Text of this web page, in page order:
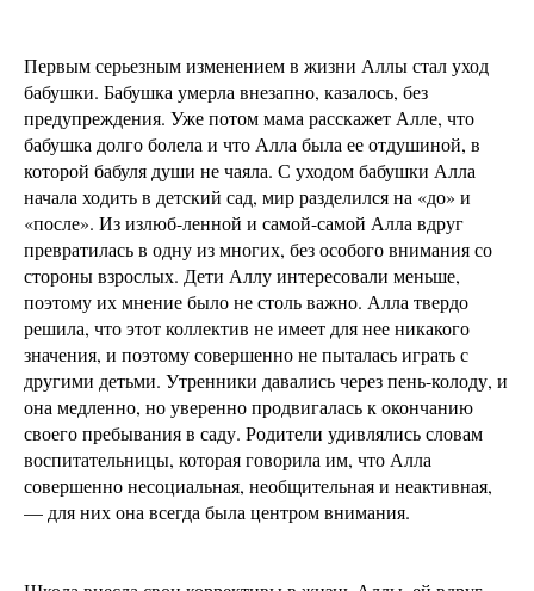
Первым серьезным изменением в жизни Аллы стал уход
бабушки. Бабушка умерла внезапно, казалось, без
предупреждения. Уже потом мама расскажет Алле, что
бабушка долго болела и что Алла была ее отдушиной, в
которой бабуля души не чаяла. С уходом бабушки Алла
начала ходить в детский сад, мир разделился на «до» и
«после». Из излюб-ленной и самой-самой Алла вдруг
превратилась в одну из многих, без особого внимания со
стороны взрослых. Дети Аллу интересовали меньше,
поэтому их мнение было не столь важно. Алла твердо
решила, что этот коллектив не имеет для нее никакого
значения, и поэтому совершенно не пыталась играть с
другими детьми. Утренники давались через пень-колоду, и
она медленно, но уверенно продвигалась к окончанию
своего пребывания в саду. Родители удивлялись словам
воспитательницы, которая говорила им, что Алла
совершенно несоциальная, необщительная и неактивная,
— для них она всегда была центром внимания.